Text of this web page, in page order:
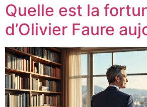
Quelle est la
d’Olivier Faure